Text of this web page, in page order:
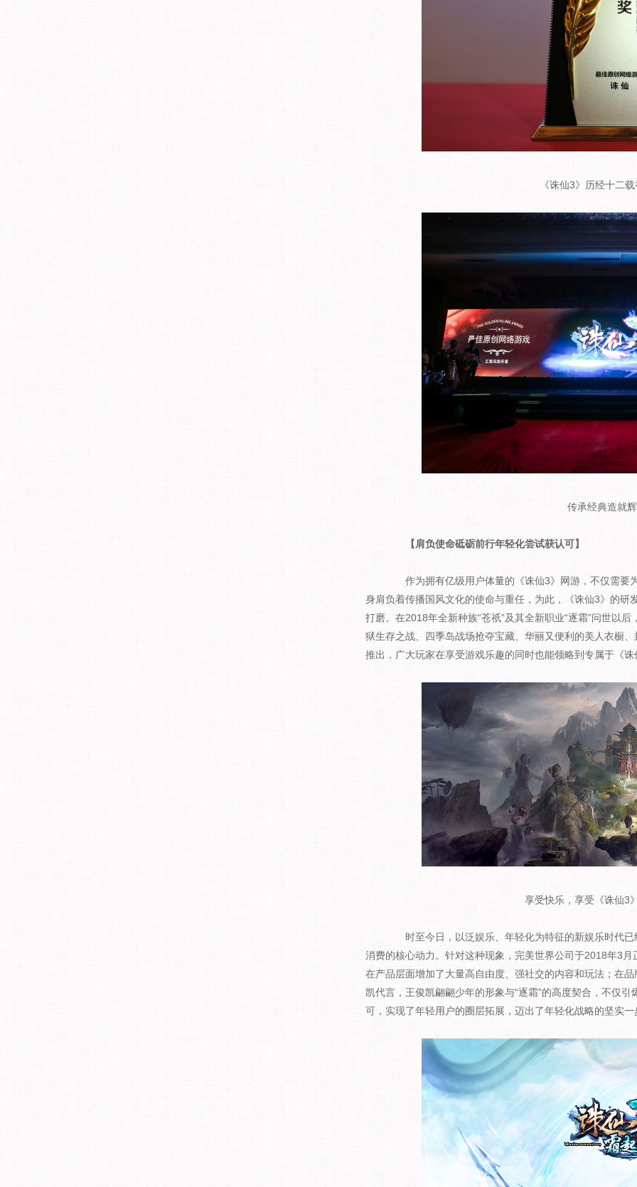
《诛仙3》历经十二
传承经典造就
【肩负使命砥砺前行年轻化尝试获认可】
作为拥有亿级用户体量的《诛仙3》网游，不仅需要
身肩负着传播国风文化的使命与重任，为此，《诛仙3》的研
打磨。在2018年全新种族“苍祇”及其全新职业“逐霜”问世以
狱生存之战、四季岛战场抢夺宝藏、华丽又便利的美人衣橱
推出，广大玩家在享受游戏乐趣的同时也能领略到专属于《
享受快乐，享受《诛仙3
时至今日，以泛娱乐、年轻化为特征的新娱乐时代已
消费的核心动力。针对这种现象，完美世界公司于2018年3
在产品层面增加了大量高自由度、强社交的内容和玩法；在
凯代言，王俊凯翩翩少年的形象与“逐霜”的高度契合，不仅
可，实现了年轻用户的圈层拓展，迈出了年轻化战略的坚实一